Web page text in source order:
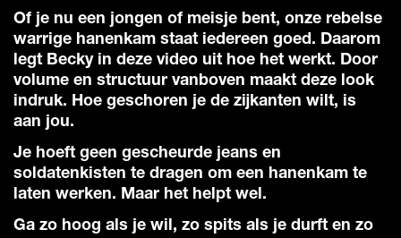
Of je nu een jongen of meisje bent, onze rebelse
warrige hanenkam staat iedereen goed. Daarom
legt Becky in deze video uit hoe het werkt. Door
volume en structuur vanboven maakt deze look
indruk. Hoe geschoren je de zijkanten wilt, is
aan jou.
Je hoeft geen gescheurde jeans en
soldatenkisten te dragen om een hanenkam te
laten werken. Maar het helpt wel.
Ga zo hoog als je wil, zo spits als je durft en zo